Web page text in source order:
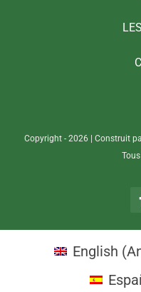
Copyright - 2026 | Construit
English (